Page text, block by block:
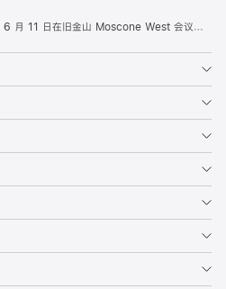
11 日在旧金山 Moscone West 会议中心开幕